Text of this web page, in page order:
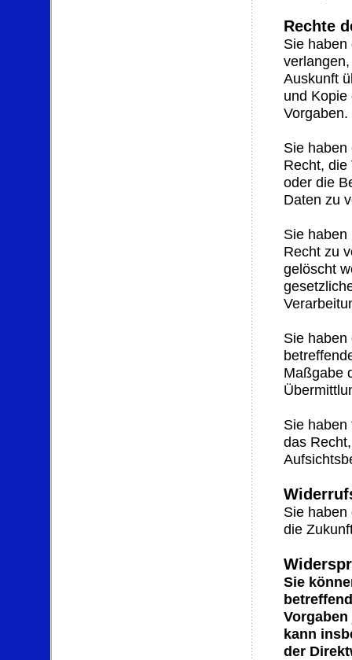
Rechte
Sie
Auskunft
und
Vorgaben.
Sie haben
Recht, die
oder die
Daten zu
Sie
Recht zu
gelöscht
Sie
Maßgabe
Sie
das
Sie
die
Sie
kann
der